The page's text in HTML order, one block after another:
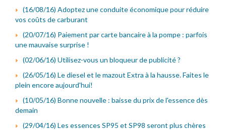
(16/08/16) Adoptez une conduite économique pour réduire
vos coûts de carburant
(20/07/16) Paiement par carte bancaire à la pompe : parfois
une mauvaise surprise !
(02/06/16) Utilisez-vous un bloqueur de publicité ?
(26/05/16) Le diesel et le mazout Extra à la hausse. Faites le
plein encore aujourd'hui!
(10/05/16) Bonne nouvelle : baisse du prix de l'essence dès
demain
(29/04/16) Les essences SP95 et SP98 seront plus chères